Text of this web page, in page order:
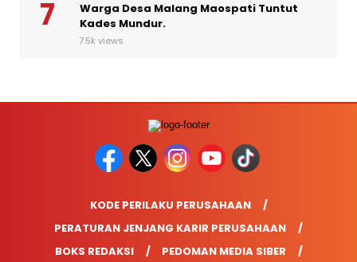
Warga Desa Malang Maospati Tuntut
Kades Mundur.
7.5k views
KODE PERILAKU PERUSAHAAN
PERATURAN JENJANG KARIR PERUSAHAAN
BOKS REDAKSI
PEDOMAN MEDIA SIBER